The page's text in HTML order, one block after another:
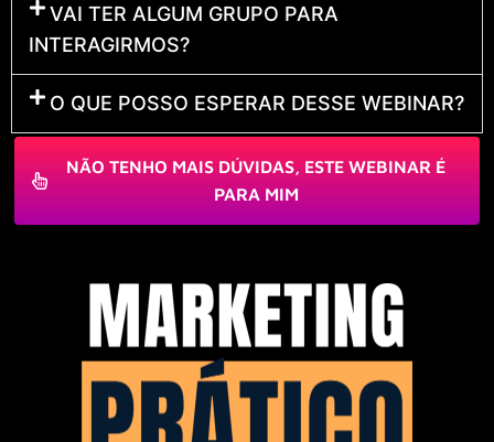
VAI TER ALGUM GRUPO PARA
INTERAGIRMOS?
O QUE POSSO ESPERAR DESSE WEBINAR?
NÃO TENHO MAIS DÚVIDAS, ESTE WEBINAR É
PARA MIM